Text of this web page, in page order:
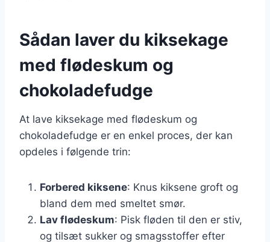
Sådan laver du kiksekage
med flødeskum og
chokoladefudge
At lave kiksekage med flødeskum og
chokoladefudge er en enkel proces, der kan
opdeles i følgende trin:
Forbered kiksene: Knus kiksene groft og
bland dem med smeltet smør.
Lav flødeskum: Pisk fløden til den er stiv,
og tilsæt sukker og smagsstoffer efter